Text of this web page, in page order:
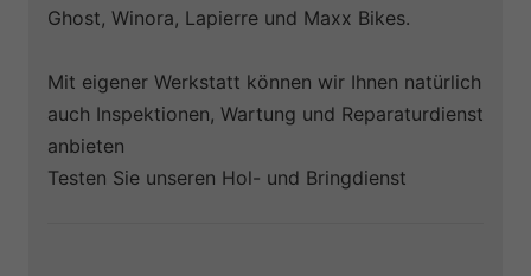
Ghost, Winora, Lapierre und Maxx Bikes.
Mit eigener Werkstatt können wir Ihnen natürlich
auch Inspektionen, Wartung und Reparaturdienst
anbieten
Testen Sie unseren Hol- und Bringdienst